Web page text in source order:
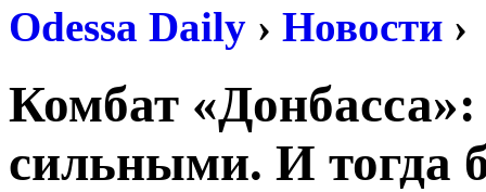
Odessa Daily › Новости ›
Комбат
сильными. И тогда